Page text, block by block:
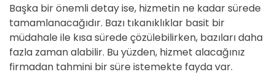
Başka bir önemli detay ise, hizmetin ne kadar sürede
tamamlanacağıdır. Bazı tıkanıklıklar basit bir
müdahale ile kısa sürede çözülebilirken, bazıları daha
fazla zaman alabilir. Bu yüzden, hizmet alacağınız
firmadan tahmini bir süre istemekte fayda var.